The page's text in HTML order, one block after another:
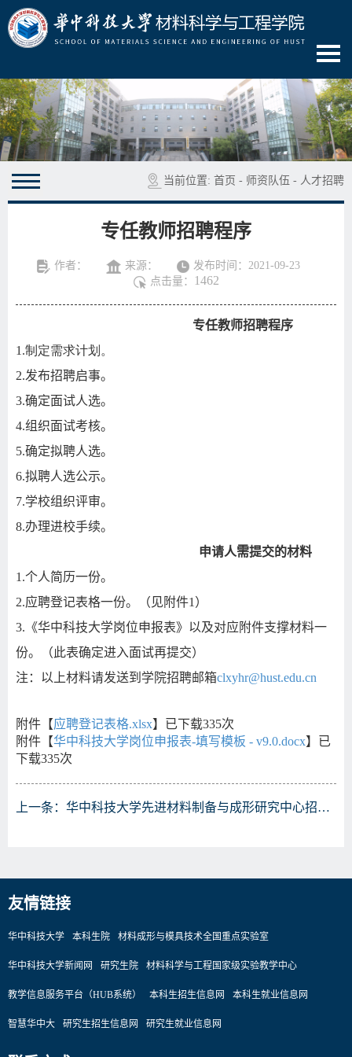
当前位置: 首页 - 师资队伍 - 人才招聘
专任教师招聘程序
作者： 来源：
发布时间：2021-09-23
点击量：
1462
专任教师招聘程序
1.制定需求计划。
2.发布招聘启事。
3.确定面试人选。
4.组织面试考核。
5.确定拟聘人选。
6.拟聘人选公示。
7.学校组织评审。
8.办理进校手续。
申请人需提交的材料
1.个人简历一份。
2.应聘登记表格一份。（见附件1 ）
3. 《华中科技大学岗位申报表》以及对应附件支撑材料一
份。（此表确定进入面试再提交）
注：以上材料请发送到学院招聘邮箱clxyhr@hust.edu.cn
附件【应聘登记表格.xlsx】已下载335次
附件【华中科技大学岗位申报表-填写模板 - v9.0.docx】已
下载335次
上一条： 华中科技大学先进材料制备与成形研究中心招聘博士后
友情链接
华中科技大学 本科生院 材料成形与模具技术全国重点实验室
华中科技大学新闻网 研究生院 材料科学与工程国家级实验教学中心
教学信息服务平台（HUB系统） 本科生招生信息网 本科生就业信息网
智慧华中大 研究生招生信息网 研究生就业信息网